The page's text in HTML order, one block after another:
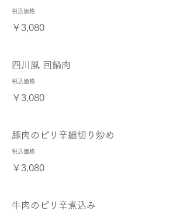
税込価格
￥3,080
四川風 回鍋肉
税込価格
￥3,080
豚肉のピリ辛細切り炒め
税込価格
￥3,080
牛肉のピリ辛煮込み